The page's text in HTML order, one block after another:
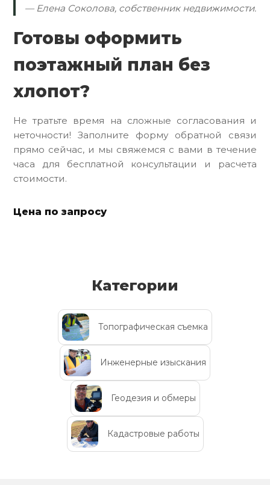
— Елена Соколова, собственник недвижимости.
Готовы оформить
поэтажный план без
хлопот?
Не тратьте время на сложные согласования и
неточности! Заполните форму обратной связи
прямо сейчас, и мы свяжемся с вами в течение
часа для бесплатной консультации и расчета
стоимости.
Цена по запросу
Категории
Топографическая съемка
Инженерные изыскания
Геодезия и обмеры
Кадастровые работы